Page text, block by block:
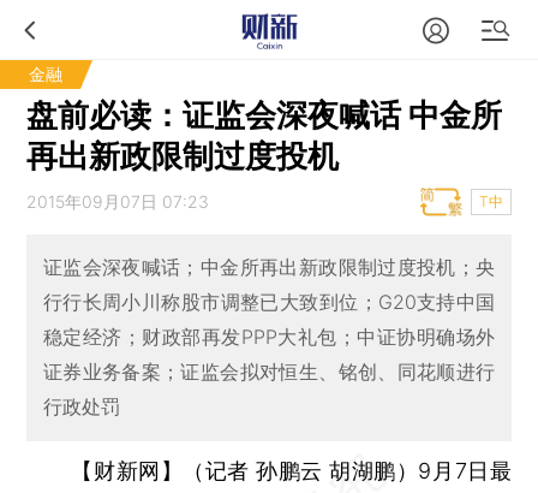
金融
盘前必读：证监会深夜喊话 中金所
再出新政限制过度投机
2015年09月07日 07:23 T中
证监会深夜喊话；中金所再出新政限制过度投机；央
行行长周小川称股市调整已大致到位；G20支持中国
稳定经济；财政部再发PPP大礼包；中证协明确场外
证券业务备案；证监会拟对恒生、铭创、同花顺进行
行政处罚
【财新网】（记者 孙鹏云 胡湖鹏） 9月7日最